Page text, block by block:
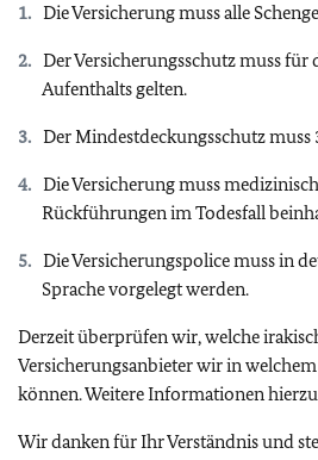
Die Versicherung muss alle
Der Versicherungsschutz muss für
Aufenthalts gelten.
Der Mindestdeckungsschutz muss
Die Versicherung muss
Rückführungen im Todesfall
Die Versicherungspolice muss in
Sprache vorgelegt werden.
Derzeit überprüfen wir, welche
Versicherungsanbieter wir in
können. Weitere Informationen
Wir danken für Ihr Verständnis und